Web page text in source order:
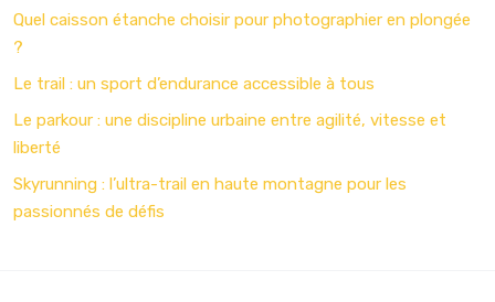
Quel caisson étanche choisir pour photographier en plongée
?
Le trail : un sport d’endurance accessible à tous
Le parkour : une discipline urbaine entre agilité, vitesse et
liberté
Skyrunning : l’ultra-trail en haute montagne pour les
passionnés de défis